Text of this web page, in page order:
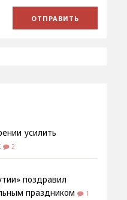
усилить
2
поздравил
праздником
1